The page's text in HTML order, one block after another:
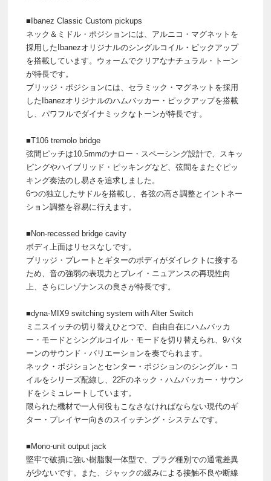
■Ibanez Classic Custom pickups
ネック＆ミドル・ポジションには、アルニコ・マグネットを
採用したIbanezオリジナルのシングルコイル・ピックアップ
を搭載しています。ウォームでクリアなナチュラル・トーン
が特長です。
ブリッジ・ポジションには、セラミック・マグネットを採用
したIbanezオリジナルのハムバッカー・ピックアップを搭載
し、パワフルでダイナミックなトーンが特長です。
■T106 tremolo bridge
弦間ピッチは10.5mmのナロー・スペーシング設計で、スキッ
ピングやハイブリッド・ピッキングなど、弦間をまたぐピッ
キング奏法のし易さを追求しました。
6つの独立したサドルを搭載し、各弦の高さ調整とイントネー
ション調整を容易に行えます。
■Non-recessed bridge cavity
ボディ上面はリセスなしです。
ブリッジ・プレートとギターのボディがダイレクトに接する
ため、音の強弱の表現力とプレイ・ニュアンスの再現性向
上、さらにレゾナンスの良さが特長です。
■dyna-MIX9 switching system with Alter Switch
ミニスイッチの切り替えひとつで、自由自在にハムバッカ
ー・モードとシングルコイル・モードを切り替えられ、9パタ
ーンのサウンド・バリエーションを奏でられます。
ネック・ポジションとセンター・ポジションのシングル・コ
イルをシリーズ配線し、22Fのネック・ハムバッカー・サウン
ドをシミュレートしています。
限られた機材で一人何役もこなさなければならない現代のギ
ター・プレイヤー向きのスイッチング・システムです。
■Mono-unit output jack
堅牢で破損に強い樹脂製一体型で、プラグ種別での通電差異
が少ないです。また、ジャックの緩みによる接触不良や断線